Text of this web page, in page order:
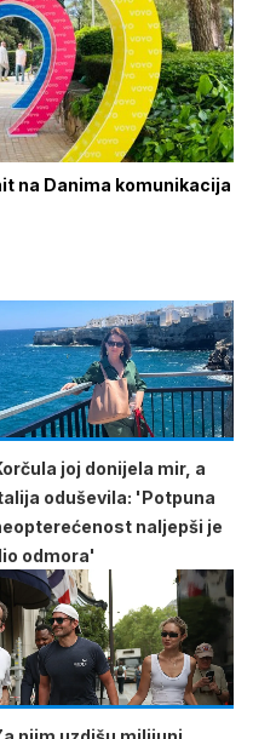
na Danima komunikacija
joj donijela mir, a
oduševila: 'Potpuna
naljepši je
odmora'